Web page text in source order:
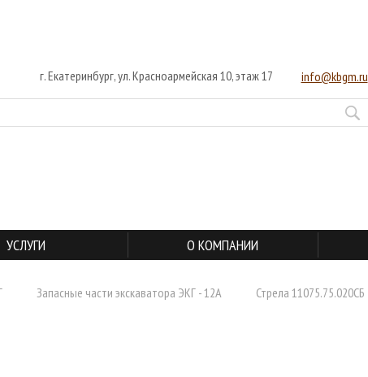
г. Екатеринбург, ул. Красноармейская 10, этаж 17 info@kbgm.ru
УСЛУГИ О КОМПАНИИ
Запасные части экскаватора ЭКГ - 12А Стрела 11075.75.020СБ